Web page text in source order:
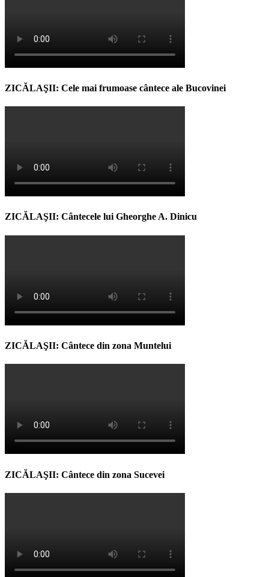
ZICĂLAŞII: Cele mai frumoase cântece ale Bucovinei
ZICĂLAŞII: Cântecele lui Gheorghe A. Dinicu
ZICĂLAŞII: Cântece din zona Muntelui
ZICĂLAŞII: Cântece din zona Sucevei